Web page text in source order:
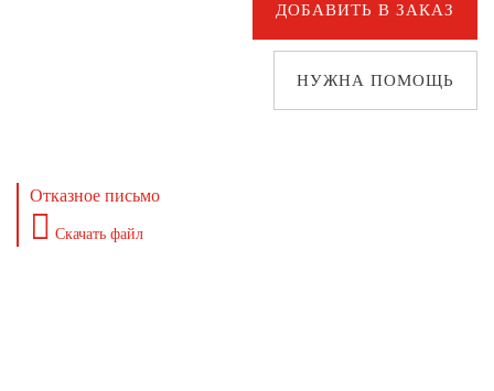
ДОБАВИТЬ В ЗАКАЗ
НУЖНА ПОМОЩЬ
Отказное письмо
Скачать файл